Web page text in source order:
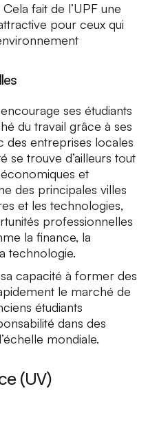
fait de l’UPF une
pour ceux qui
ses étudiants
du travail grâce à ses
des entreprises locales
se trouve d’ailleurs tout
et
des principales villes
et les technologies,
professionnelles
la finance, la
technologie.
sa capacité à former des
le marché de
étudiants
dans des
mondiale.
(UV)